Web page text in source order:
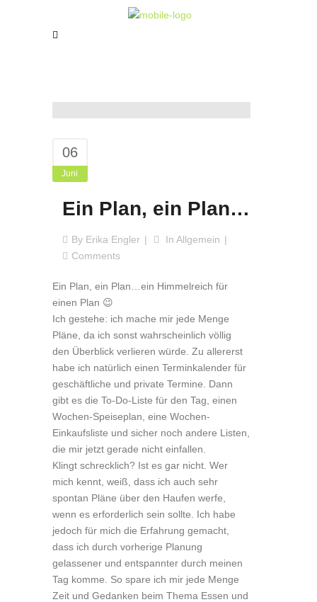
06
Juni
Ein Plan, ein Plan…
By Erika Engler In Allgemein
Comments
Ein Plan, ein Plan…ein Himmelreich für
einen Plan 😉
Ich gestehe: ich mache mir jede Menge
Pläne, da ich sonst wahrscheinlich völlig
den Überblick verlieren würde. Zu allererst
habe ich natürlich einen Terminkalender für
geschäftliche und private Termine. Dann
gibt es die To-Do-Liste für den Tag, einen
Wochen-Speiseplan, eine Wochen-
Einkaufsliste und sicher noch andere Listen,
die mir jetzt gerade nicht einfallen.
Klingt schrecklich? Ist es gar nicht. Wer
mich kennt, weiß, dass ich auch sehr
spontan Pläne über den Haufen werfe,
wenn es erforderlich sein sollte. Ich habe
jedoch für mich die Erfahrung gemacht,
dass ich durch vorherige Planung
gelassener und entspannter durch meinen
Tag komme. So spare ich mir jede Menge
Zeit und Gedanken beim Thema Essen und